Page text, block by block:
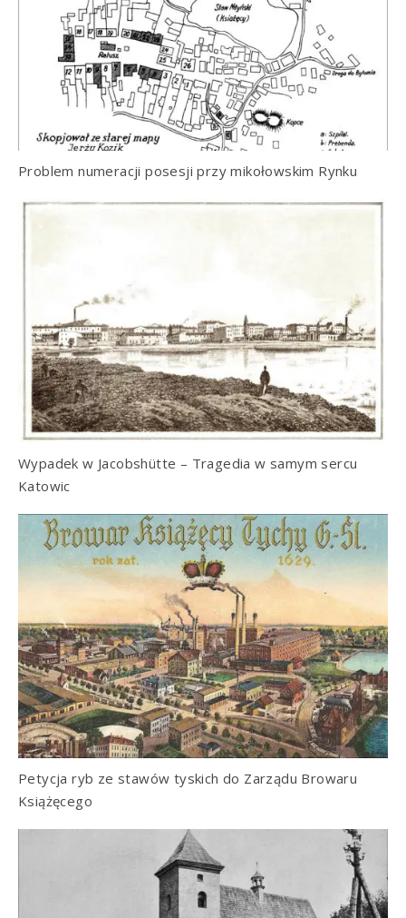
Problem numeracji posesji przy mikołowskim Rynku
Wypadek w Jacobshütte – Tragedia w samym sercu
Katowic
Petycja ryb ze stawów tyskich do Zarządu Browaru
Książęcego